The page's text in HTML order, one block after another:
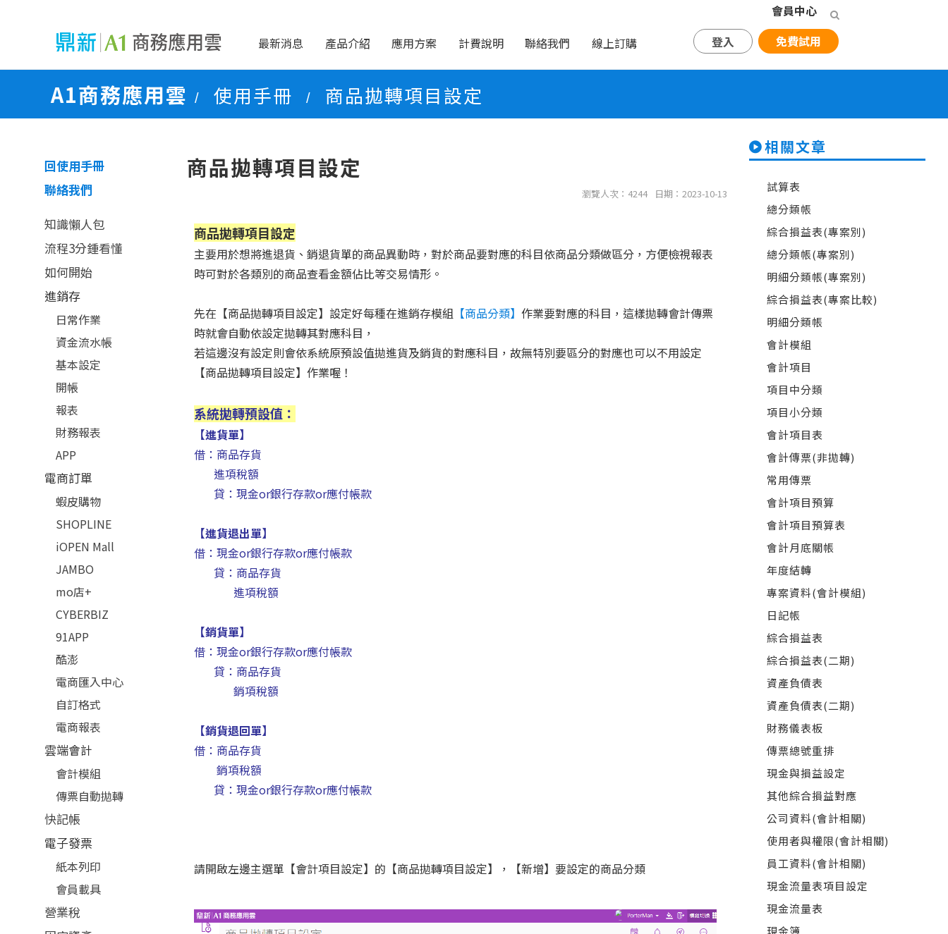
會員中心
最新消息
產品介紹 應用方案 計費說明 聯絡我們 線上訂購 登入 免費試用
A1商務應用雲 / 使用手冊 / 商品拋轉項目設定
回使用手冊
聯絡我們
知識懶人包
流程3分鍾看懂
如何開始
進銷存
日常作業
資金流水帳
基本設定
開帳
報表
財務報表
APP
電商訂單
蝦皮購物
SHOPLINE
iOPEN Mall
JAMBO
mo店+
CYBERBIZ
91APP
酷澎
電商匯入中心
自訂格式
電商報表
雲端會計
會計模組
傳票自動拋轉
快記帳
電子發票
紙本列印
會員載具
營業稅
商品拋轉項目設定
瀏覽人次：4244 日期：2023-10-13
商品拋轉項目設定
主要用於想將進退貨、銷退貨單的商品異動時，對於商品要對應的科目依商品分類做區分，方便檢視報表
時可對於各類別的商品查看金額佔比等交易情形。
先在【商品拋轉項目設定】設定好每種在進銷存模組 【商品分類】作業要對應的科目，這樣拋轉會計傳票
時就會自動依設定拋轉其對應科目，
若這邊沒有設定則會依系統原預設值拋進貨及銷貨的對應科目，故無特別要區分的對應也可以不用設定
【商品拋轉項目設定】作業喔！
系統拋轉預設值：
【進貨單】
借：商品存貨
進項稅額
貸：現金or銀行存款or應付帳款
【進貨退出單】
借：現金or銀行存款or應付帳款
貸：商品存貨
進項稅額
【銷貨單】
借：現金or銀行存款or應付帳款
貸：商品存貨
銷項稅額
【銷貨退回單】
借：商品存貨
銷項稅額
貸：現金or銀行存款or應付帳款
請開啟左邊主選單【會計項目設定】的【商品拋轉項目設定】，【新增】要設定的商品分類
相關文章
試算表
總分類帳
綜合損益表(專案別)
總分類帳(專案別)
明細分類帳(專案別)
綜合損益表(專案比較)
明細分類帳
會計模組
會計項目
項目中分類
項目小分類
會計項目表
會計傳票(非拋轉)
常用傳票
會計項目預算
會計項目預算表
會計月底關帳
年度結轉
專案資料(會計模組)
日記帳
綜合損益表
綜合損益表(二期)
資產負債表
資產負債表(二期)
財務儀表板
傳票總號重排
現金與損益設定
其他綜合損益對應
公司資料(會計相關)
使用者與權限(會計相關)
員工資料(會計相關)
現金流量表項目設定
現金流量表
現金簿